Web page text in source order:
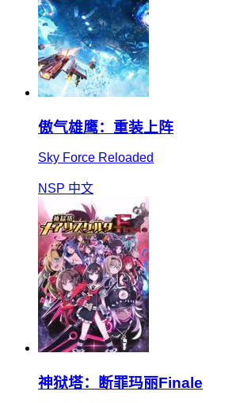
傲气雄鹰：重装上阵
Sky Force Reloaded
NSP 中文
神狱塔：断罪玛丽Finale